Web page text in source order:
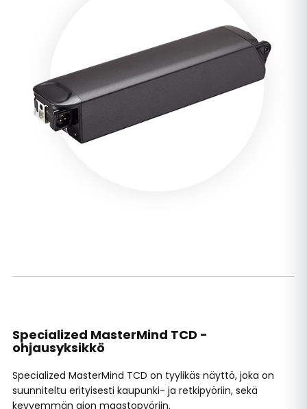
Specialized MasterMind TCD -
ohjausyksikkö
Specialized MasterMind TCD on tyylikäs näyttö, joka on
suunniteltu erityisesti kaupunki- ja retkipyöriin, sekä
kevyemmän ajon maastopyöriin.